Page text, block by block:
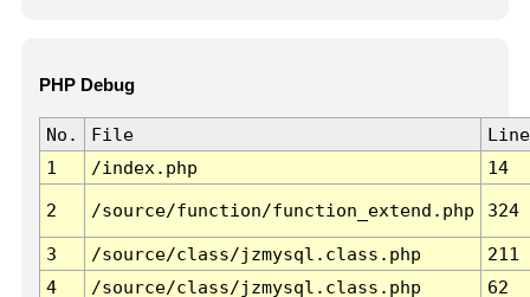
PHP Debug
No. File
Line
1
/index.php 14
2 /source/function/function_extend.php 324
3 /source/class/jzmysql.class.php
211
4
/source/class/jzmysql.class.php
62